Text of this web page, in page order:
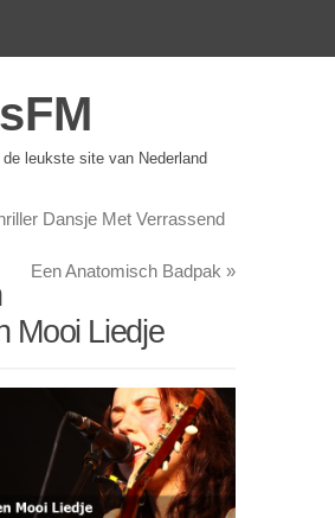
leukste site van Nederland
Dansje Met Verrassend
Een Anatomisch Badpak »
Mooi Liedje